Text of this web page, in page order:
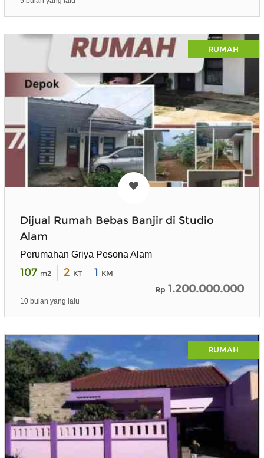
RUMAH
Dijual Rumah Bebas Banjir di Studio
Alam
Perumahan Griya Pesona Alam
107 m2 2 KT 1 KM
Rp 1.200.000.000
10 bulan yang lalu
RUMAH